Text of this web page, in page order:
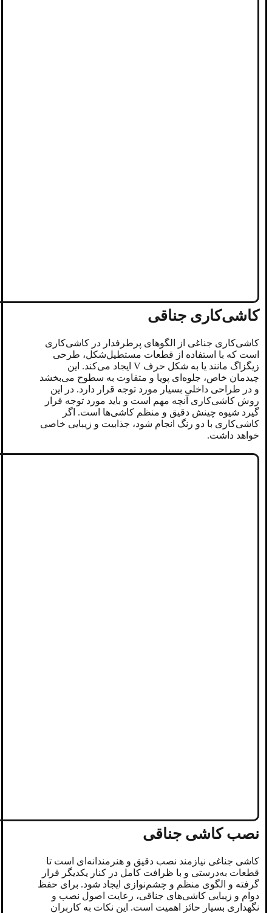
کاشی‌کاری جناقی
کاشی‌کاری جناغی از الگوهای پرطرفدار در کاشی‌کاری
است که با استفاده از قطعات مستطیل‌شکل، طرحی
زیگزاگ‌ مانند یا به شکل حرف V ایجاد می‌کند. این
چیدمان خاص، جلوه‌ای پویا و متفاوت به سطوح می‌بخشد
و در طراحی داخلی بسیار مورد توجه قرار دارد. در این
روش کاشی‌کاری آنچه مهم است و باید مورد توجه قرار
گیرد شیوه چینش دقیق و منظم کاشی‌ها است. اگر
کاشی‌کاری با دو رنگ انجام شود، جذابیت و زیبایی خاصی
خواهد داشت.
نصب کاشی جناقی
کاشی جناغی نیازمند نصب دقیق و هنرمندانه‌ای است تا
قطعات به‌درستی و با ظرافت کامل در کنار یکدیگر قرار
گرفته و الگوی منظم و چشم‌نوازی ایجاد شود. برای حفظ
دوام و زیبایی کاشی‌های جناقی، رعایت اصول نصب و
نگهداری بسیار حائز اهمیت است. این نکات به کاربران